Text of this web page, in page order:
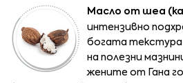
Масло от шеа
интензивно
богата текстура
на полезни
жените от Гана